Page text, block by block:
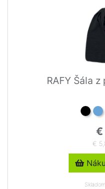
RAFY Šála
€
€
Skladom